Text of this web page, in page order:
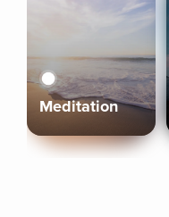
Meditation